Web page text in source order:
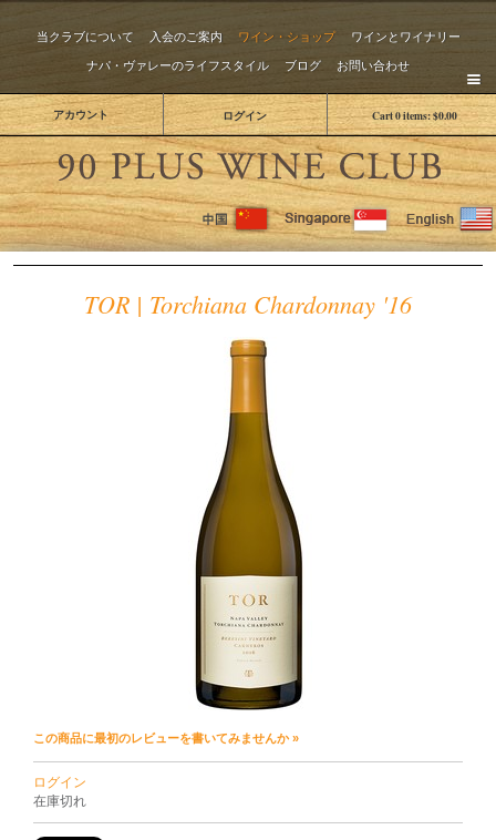
当クラブについて 入会のご案内 ワイン・ショップ
ワインとワイナリー
ナパ・ヴァレーのライフスタイル
ブログ お問い合わせ
Cart0items:$0.00
アカウント ログイン
The
TOR | Torchiana Chardonnay '16
この商品に最初のレビューを書いてみませんか »
ログイン
在庫切れ